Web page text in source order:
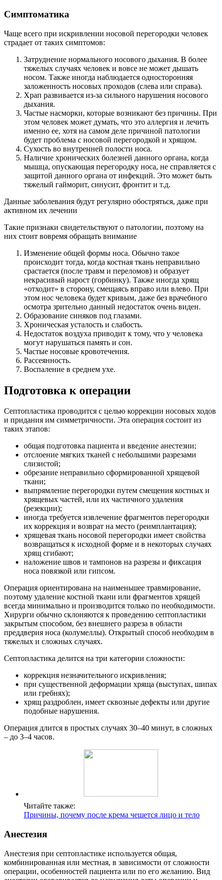
Симптоматика
Чаще всего при искривлении носовой перегородки человек
страдает от таких симптомов:
Затруднение нормального носового дыхания. В более
тяжелых случаях человек и вовсе не может дышать
носом. Также иногда наблюдается односторонняя
заложенность носовых проходов (слева или справа).
Храп развивается из-за сильного нарушения носового
дыхания.
Частые насморки, которые возникают без причины. При
этом человек может думать, что это аллергия и лечить
именно ее, хотя на самом деле причиной патологии
будет проблема с носовой перегородкой и хрящом.
Сухость во внутренней полости носа.
Наличие хронических болезней данного органа, когда
мышца, опускающая перегородку носа, не справляется с
защитой данного органа от инфекций. Это может быть
тяжелый гайморит, синусит, фронтит и т.д.
Данные заболевания будут регулярно обостряться, даже при
активном их лечении
Такие признаки свидетельствуют о патологии, поэтому на
них стоит вовремя обращать внимание
Изменение общей формы носа. Обычно такое
происходит тогда, когда костная ткань неправильно
срастается (после травм и переломов) и образует
некрасивый нарост (горбинку). Также иногда хрящ
«отходит» в сторону, смещаясь вправо или влево. При
этом нос человека будет кривым, даже без врачебного
осмотра зрительно данный недостаток очень виден.
Образование синяков под глазами.
Хроническая усталость и слабость.
Недостаток воздуха приводит к тому, что у человека
могут нарушаться память и сон.
Частые носовые кровотечения.
Рассеянность.
Воспаление в среднем ухе.
Подготовка к операции
Септопластика проводится с целью коррекции носовых ходов
и придания им симметричности. Эта операция состоит из
таких этапов:
общая подготовка пациента и введение анестезии;
отслоение мягких тканей с небольшими разрезами
слизистой;
обрезание неправильно сформированной хрящевой
ткани;
выпрямление перегородки путем смещения костных и
хрящевых частей, или их частичного удаления
(резекции);
иногда требуется извлечение фрагментов перегородки
их коррекция и возврат на место (реимплантация);
хрящевая ткань носовой перегородки имеет свойства
возвращаться к исходной форме и в некоторых случаях
хрящ сгибают;
наложение швов и тампонов на разрезы и фиксация
носа повязкой или гипсом.
Операция ориентирована на наименьшее травмирование,
поэтому удаление костной ткани или фрагментов хрящей
всегда минимально и производится только по необходимости.
Хирурги обычно склоняются к проведению септопластики
закрытым способом, без внешнего разреза в области
преддверия носа (колумеллы). Открытый способ необходим в
тяжелых и сложных случаях.
Септопластика делится на три категории сложности:
коррекция незначительного искривления;
при существенной деформации хряща (выступах, шипах
или гребнях);
хрящ раздроблен, имеет сквозные дефекты или другие
подобные нарушения.
Операция длится в простых случаях 30–40 минут, в сложных
– до 3–4 часов.
Читайте также:
Причины, почему после крема чешется лицо и тело
Анестезия
Анестезия при септопластике используется общая,
комбинированная или местная, в зависимости от сложности
операции, особенностей пациента или по его желанию. Вид